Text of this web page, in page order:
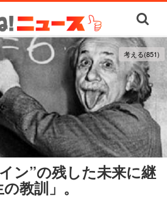
考える(851)
ン”の残した未来に継
教訓」。